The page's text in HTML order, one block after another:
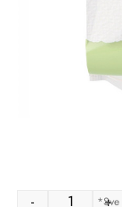
-
+
*Sve